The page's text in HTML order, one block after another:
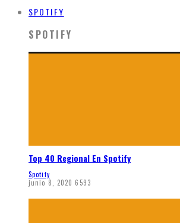
SPOTIFY
SPOTIFY
Top 40 Regional En Spotify
Spotify
junio 8, 2020 6593